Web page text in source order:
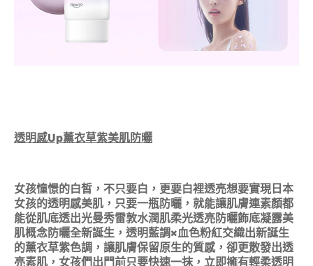
透明感Up薰衣草紫美肌防曬
女孩憧憬的白皙，不只要白，更要白裡透亮想要實現日本
女孩的透明感美肌，只要一瓶防曬，就能讓肌膚連素顏都
能從肌底透出光曼秀雷敦水潤肌柔光透亮防曬飾底凝露美
肌概念防曬全新誕生，透明藍調×血色粉紅交織出新誕生
的薰衣草紫色調，讓肌膚保留原生的質感，卻更散發出透
亮素肌，女孩們出門前只要快速一抹，立即擁有輕柔透明